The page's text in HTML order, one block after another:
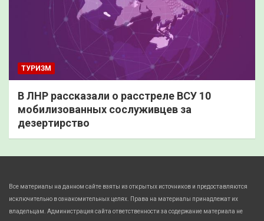
ТУРИЗМ
В ЛНР рассказали о расстреле ВСУ 10
мобилизованных сослуживцев за
дезертирство
Все материалы на данном сайте взяты из открытых источников и предоставляются
исключительно в ознакомительных целях. Права на материалы принадлежат их
владельцам. Администрация сайта ответственности за содержание материала не